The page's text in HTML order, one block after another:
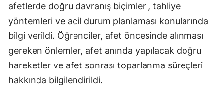
afetlerde doğru davranış biçimleri, tahliye
yöntemleri ve acil durum planlaması konularında
bilgi verildi. Öğrenciler, afet öncesinde alınması
gereken önlemler, afet anında yapılacak doğru
hareketler ve afet sonrası toparlanma süreçleri
hakkında bilgilendirildi.